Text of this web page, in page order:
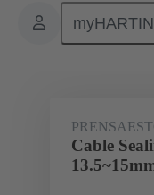
Accesorios Junta de
Cable